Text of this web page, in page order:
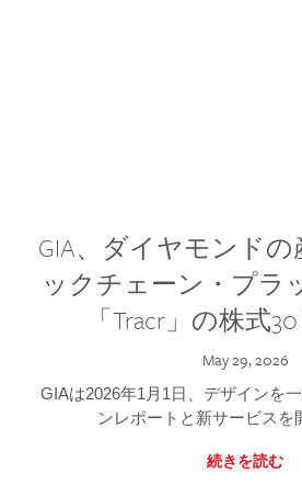
GIA、ダイヤモンドの
ックチェーン・プラ
「Tracr」の株式
May 29, 2026
GIAは2026年1月1日、デザインを
ンレポートと新サービスを
続きを読む